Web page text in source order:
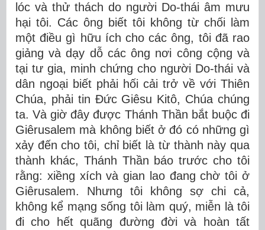
lóc và thử thách do người Do-thái âm mưu
hại tôi. Các ông biết tôi không từ chối làm
một điều gì hữu ích cho các ông, tôi đã rao
giảng và dạy dỗ các ông nơi công cộng và
tại tư gia, minh chứng cho người Do-thái và
dân ngoại biết phải hối cải trở về với Thiên
Chúa, phải tin Ðức Giêsu Kitô, Chúa chúng
ta. Và giờ đây được Thánh Thần bắt buộc đi
Giêrusalem mà không biết ở đó có những gì
xảy đến cho tôi, chỉ biết là từ thành này qua
thành khác, Thánh Thần báo trước cho tôi
rằng: xiềng xích và gian lao đang chờ tôi ở
Giêrusalem. Nhưng tôi không sợ chi cả,
không kể mạng sống tôi làm quý, miễn là tôi
đi cho hết quãng đường đời và hoàn tất